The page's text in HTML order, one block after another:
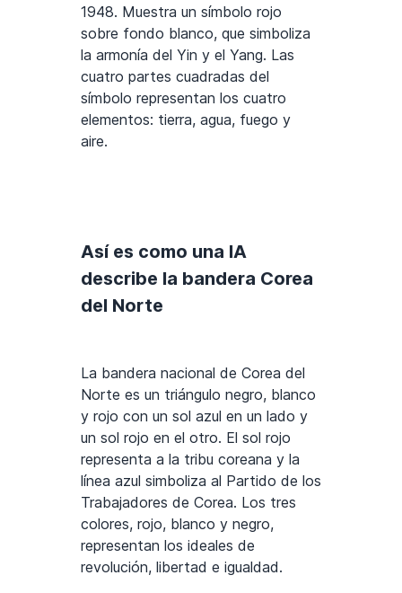
1948. Muestra un símbolo rojo
sobre fondo blanco, que simboliza
la armonía del Yin y el Yang. Las
cuatro partes cuadradas del
símbolo representan los cuatro
elementos: tierra, agua, fuego y
aire.
Así es como una IA
describe la bandera Corea
del Norte
La bandera nacional de Corea del
Norte es un triángulo negro, blanco
y rojo con un sol azul en un lado y
un sol rojo en el otro. El sol rojo
representa a la tribu coreana y la
línea azul simboliza al Partido de los
Trabajadores de Corea. Los tres
colores, rojo, blanco y negro,
representan los ideales de
revolución, libertad e igualdad.